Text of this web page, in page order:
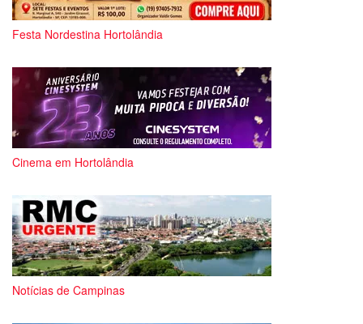
Festa Nordestina Hortolândia
Cinema em Hortolândia
Notícias de Campinas